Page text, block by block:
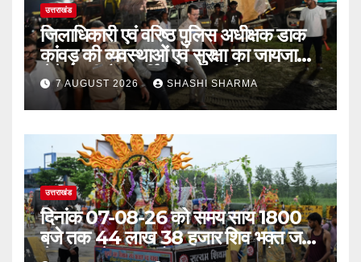
उत्तराखंड
जिलाधिकारी एवं वरिष्ठ पुलिस अधीक्षक डाक
कांवड़ की व्यवस्थाओं एवं सुरक्षा का जायजा
लेने बैरागी कैंप पार्किंग स्थल जीरो ग्राउंड पर
देर रात्रि पहुंचे
7 AUGUST 2026 SHASHI SHARMA
उत्तराखंड
दिनांक 07-08-26 को समय साय 1800
बजे तक 44 लाख 38 हजार शिव भक्त जल